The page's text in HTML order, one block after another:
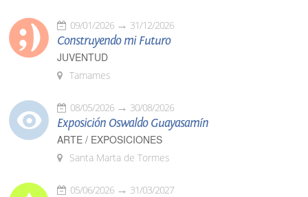
09/01/2026 31/12/2026
Construyendo mi Futuro
JUVENTUD
Tamames
08/05/2026 30/08/2026
Exposición Oswaldo Guayasamín
ARTE / EXPOSICIONES
Santa Marta de Tormes
05/06/2026 31/03/2027